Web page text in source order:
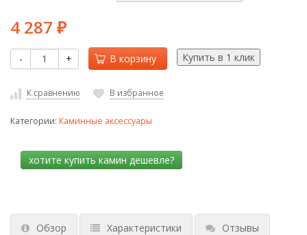
4 287 ₽
- + В корзину
К сравнению В избранное
Категории: Каминные аксессуары
Обзор Характеристики Отзывы